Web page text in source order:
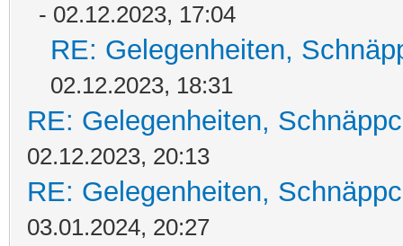
- 02.12.2023, 17:04
RE: Gelegenheiten,
02.12.2023, 18:31
RE: Gelegenheiten,
02.12.2023, 20:13
RE: Gelegenheiten,
03.01.2024, 20:27